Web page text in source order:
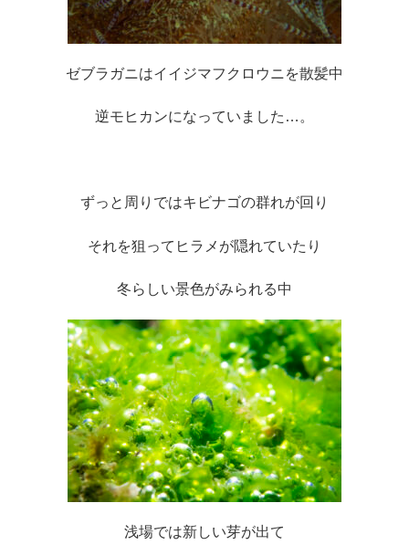
ゼブラガニはイイジマフクロウニを散髪中
逆モヒカンになっていました…。
ずっと周りではキビナゴの群れが回り
それを狙ってヒラメが隠れていたり
冬らしい景色がみられる中
浅場では新しい芽が出て